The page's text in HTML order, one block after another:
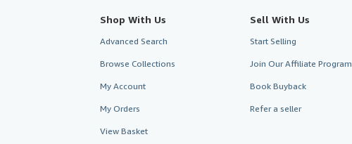
Shop With Us
Advanced Search
Browse Collections
My Account
My Orders
View Basket
Sell With Us
Start Selling
Join Our Affiliate Program
Book Buyback
Refer a seller